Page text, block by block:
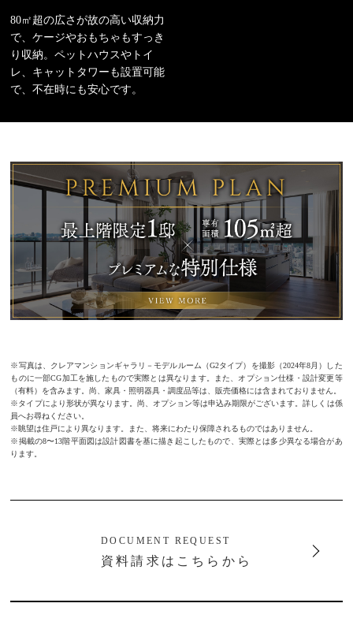
80㎡超の広さが故の高い収納力
で、ケージやおもちゃもすっき
り収納。ペットハウスやトイ
レ、キャットタワーも設置可能
で、不在時にも安心です。
※写真は、クレアマンションギャラリ－モデルルーム（G2タイプ）を撮影（2024年8月）した
ものに一部CG加工を施したもので実際とは異なります。また、オプション仕様・設計変更等
（有料）を含みます。尚、家具・照明器具・調度品等は、販売価格には含まれておりません。
※タイプにより形状が異なります。尚、オプション等は申込み期限がございます。詳しくは係
員へお尋ねください。
※眺望は住戸により異なります。また、将来にわたり保障されるものではありません。
※掲載の8〜13階平面図は設計図書を基に描き起こしたもので、実際とは多少異なる場合があ
ります。
DOCUMENT REQUEST
資料請求はこちらから